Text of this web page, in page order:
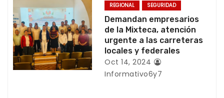
t
r
a
d
REGIONAL SEGURIDAD
Demandan empresarios
de la Mixteca, atención
urgente a las carreteras
locales y federales
Oct 14, 2024
Informativo6y7